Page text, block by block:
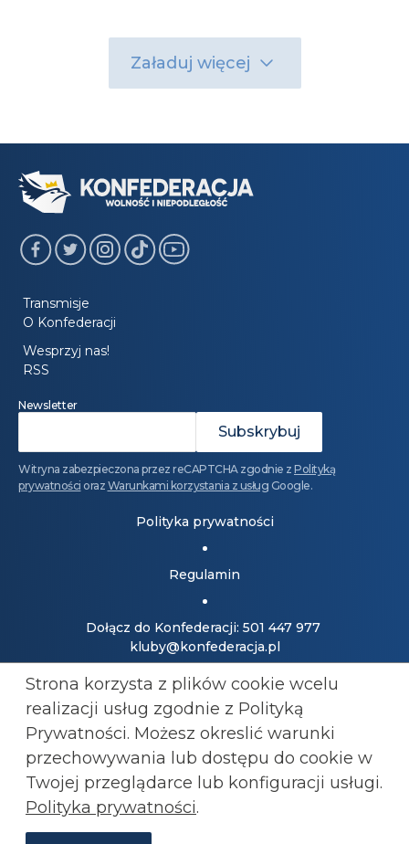
Załaduj więcej
Transmisje
O Konfederacji
Wesprzyj nas!
RSS
Newsletter
Witryna zabezpieczona przez reCAPTCHA zgodnie z Polityką
prywatności oraz Warunkami korzystania z usług Google.
Polityka prywatności
Regulamin
Dołącz do Konfederacji: 501 447 977
kluby@konfederacja.pl
Kontakt dla mediów: 690 868 101
biuro.prasowe@konfederacja.pl
Zobacz uproszczoną wersję strony
Strona korzysta z plików cookie wcelu
realizacji usług zgodnie z Polityką
Prywatności. Możesz okreslić warunki
przechowywania lub dostępu do cookie w
Twojej przeglądarce lub konfiguracji usługi.
Polityka prywatności.